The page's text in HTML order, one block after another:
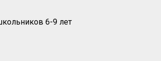
6-9 лет